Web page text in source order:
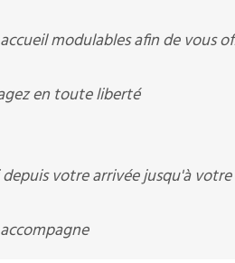
modulables afin de vous
en toute liberté
votre arrivée jusqu'à